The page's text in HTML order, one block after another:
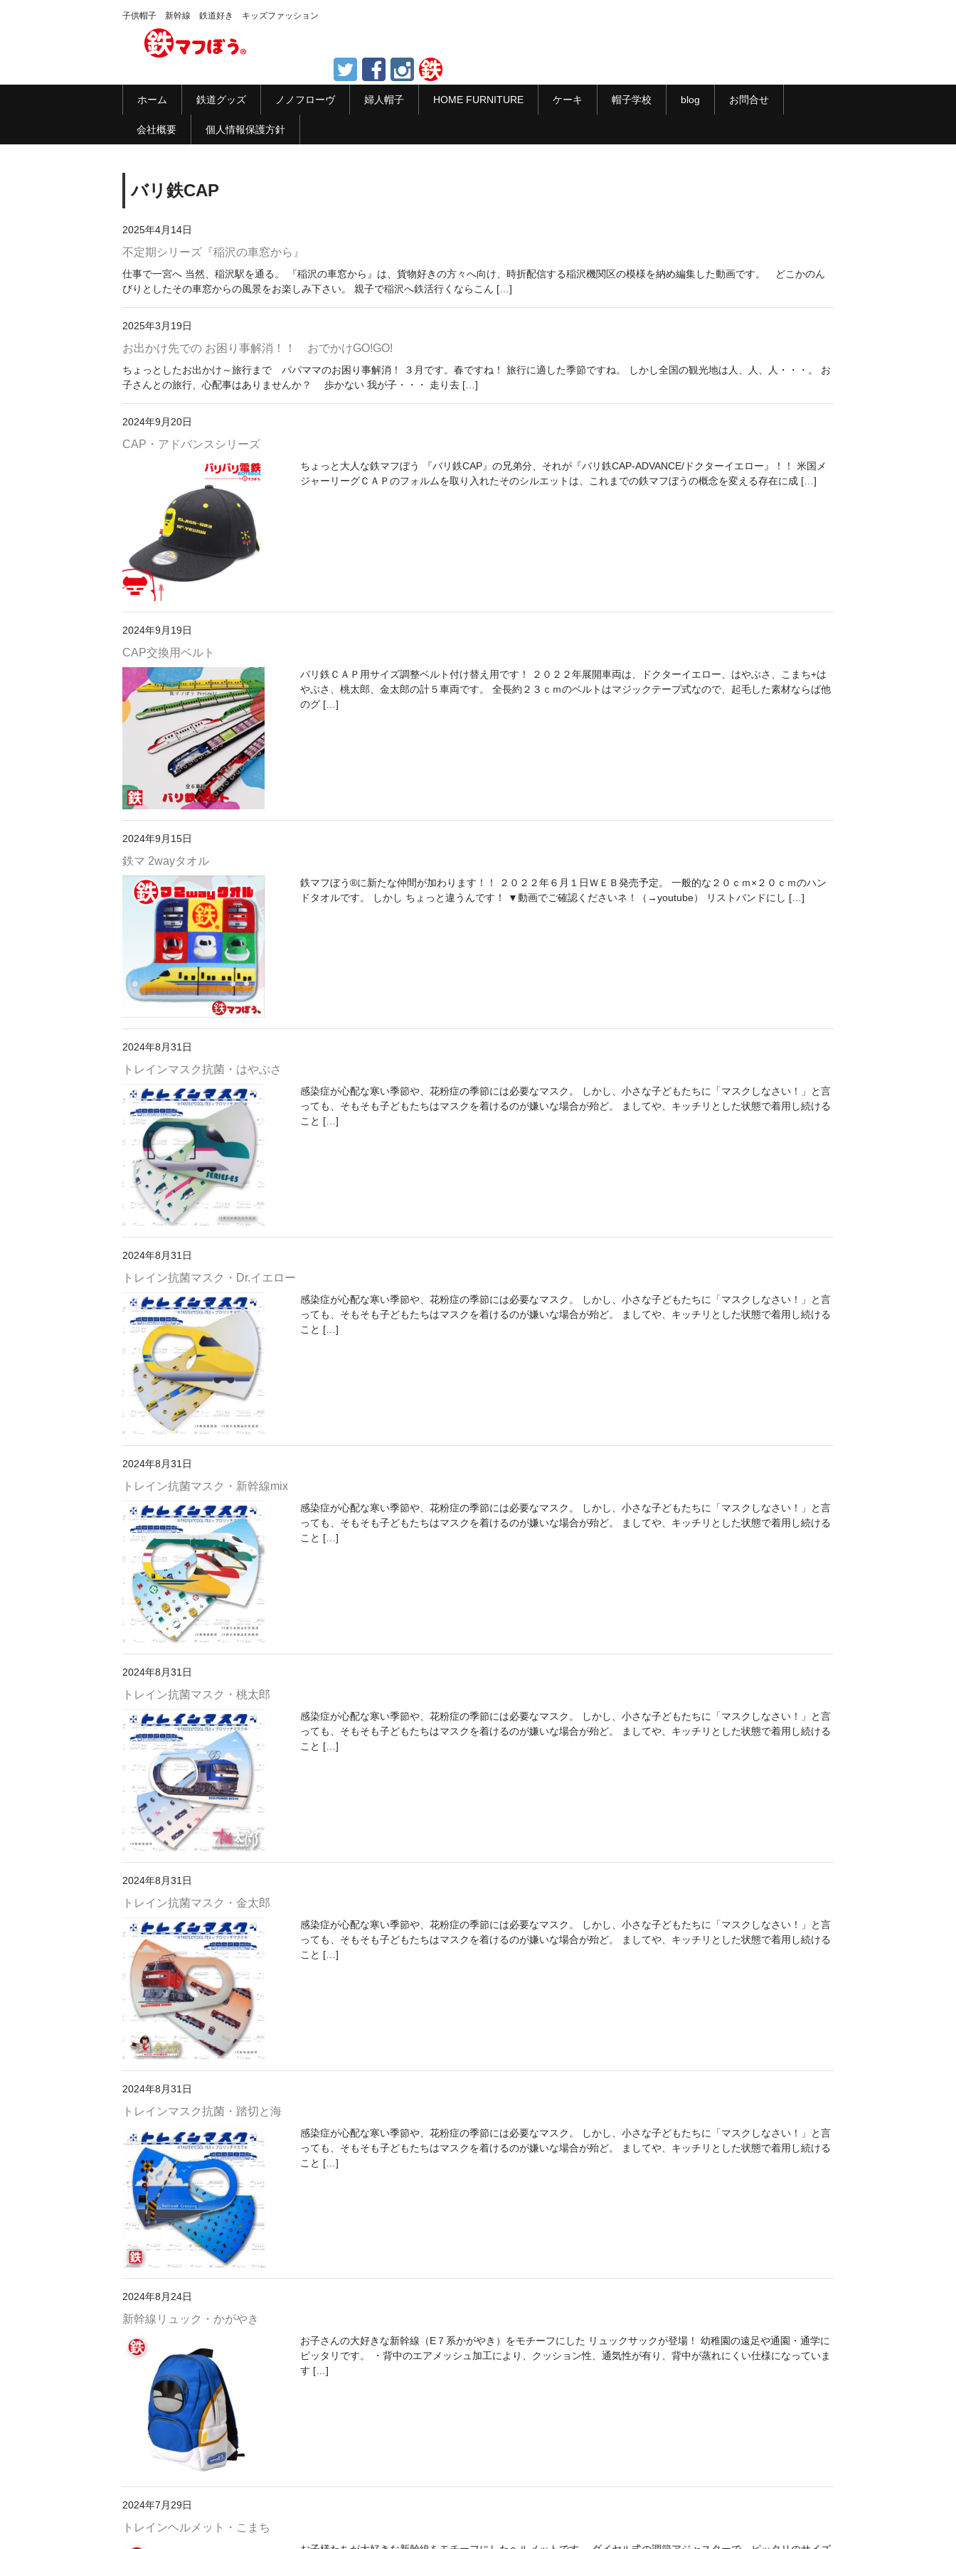
子供帽子 新幹線 鉄道好き キッズファッション
ホーム 鉄道グッズ ノノフローヴ 婦人帽子 HOME FURNITURE ケーキ 帽子学校 blog お問合せ
会社概要 個人情報保護方針
バリ鉄CAP
2025年4月14日
不定期シリーズ『稲沢の車窓から』
仕事で一宮へ 当然、稲沢駅を通る。 『稲沢の車窓から』は、貨物好きの方々へ向け、時折配信する稲沢機関区の模様を納め編集した動画です。 どこかのん
びりとしたその車窓からの風景をお楽しみ下さい。 親子で稲沢へ鉄活行くならこん […]
2025年3月19日
お出かけ先での お困り事解消！！ おでかけGO!GO!
ちょっとしたお出かけ～旅行まで パパママのお困り事解消！ ３月です。春ですね！ 旅行に適した季節ですね。 しかし全国の観光地は人、人、人・・・。 お
子さんとの旅行、心配事はありませんか？ 歩かない 我が子・・・ 走り去 […]
2024年9月20日
CAP・アドバンスシリーズ
ちょっと大人な鉄マフぼう 『バリ鉄CAP』の兄弟分、それが『バリ鉄CAP-ADVANCE/ドクターイエロー』！！ 米国メ
ジャーリーグＣＡＰのフォルムを取り入れたそのシルエットは、これまでの鉄マフぼうの概念を変える存在に成 […]
2024年9月19日
CAP交換用ベルト
バリ鉄ＣＡＰ用サイズ調整ベルト付け替え用です！ ２０２２年展開車両は、ドクターイエロー、はやぶさ、こまち+は
やぶさ、桃太郎、金太郎の計５車両です。 全長約２３ｃｍのベルトはマジックテープ式なので、起毛した素材ならば他
のグ […]
2024年9月15日
鉄マ 2wayタオル
鉄マフぼう®に新たな仲間が加わります！！ ２０２２年６月１日ＷＥＢ発売予定。 一般的な２０ｃｍ×２０ｃｍのハン
ドタオルです。 しかし ちょっと違うんです！ ▼動画でご確認くださいネ！（→youtube） リストバンドにし […]
2024年8月31日
トレインマスク抗菌・はやぶさ
感染症が心配な寒い季節や、花粉症の季節には必要なマスク。 しかし、小さな子どもたちに「マスクしなさい！」と言
っても、そもそも子どもたちはマスクを着けるのが嫌いな場合が殆ど。 ましてや、キッチリとした状態で着用し続ける
こと […]
2024年8月31日
トレイン抗菌マスク・Dr.イエロー
感染症が心配な寒い季節や、花粉症の季節には必要なマスク。 しかし、小さな子どもたちに「マスクしなさい！」と言
っても、そもそも子どもたちはマスクを着けるのが嫌いな場合が殆ど。 ましてや、キッチリとした状態で着用し続ける
こと […]
2024年8月31日
トレイン抗菌マスク・新幹線mix
感染症が心配な寒い季節や、花粉症の季節には必要なマスク。 しかし、小さな子どもたちに「マスクしなさい！」と言
っても、そもそも子どもたちはマスクを着けるのが嫌いな場合が殆ど。 ましてや、キッチリとした状態で着用し続ける
こと […]
2024年8月31日
トレイン抗菌マスク・桃太郎
感染症が心配な寒い季節や、花粉症の季節には必要なマスク。 しかし、小さな子どもたちに「マスクしなさい！」と言
っても、そもそも子どもたちはマスクを着けるのが嫌いな場合が殆ど。 ましてや、キッチリとした状態で着用し続ける
こと […]
2024年8月31日
トレイン抗菌マスク・金太郎
感染症が心配な寒い季節や、花粉症の季節には必要なマスク。 しかし、小さな子どもたちに「マスクしなさい！」と言
っても、そもそも子どもたちはマスクを着けるのが嫌いな場合が殆ど。 ましてや、キッチリとした状態で着用し続ける
こと […]
2024年8月31日
トレインマスク抗菌・踏切と海
感染症が心配な寒い季節や、花粉症の季節には必要なマスク。 しかし、小さな子どもたちに「マスクしなさい！」と言
っても、そもそも子どもたちはマスクを着けるのが嫌いな場合が殆ど。 ましてや、キッチリとした状態で着用し続ける
こと […]
2024年8月24日
新幹線リュック・かがやき
お子さんの大好きな新幹線（E７系かがやき）をモチーフにした リュックサックが登場！ 幼稚園の遠足や通園・通学に
ピッタリです。 ・背中のエアメッシュ加工により、クッション性、通気性が有り、背中が蒸れにくい仕様になっていま
す […]
2024年7月29日
トレインヘルメット・こまち